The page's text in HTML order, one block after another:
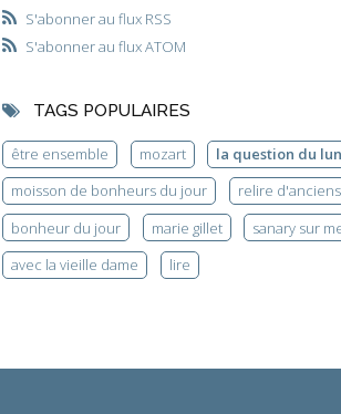
S'abonner au flux RSS
S'abonner au flux ATOM
TAGS POPULAIRES
être ensemble mozart
la question du
moisson de bonheurs du jour
relire
bonheur du jour
marie gillet
sanary sur
avec la vieille dame
lire